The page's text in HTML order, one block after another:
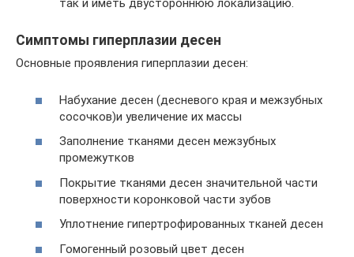
так и иметь двустороннюю локализацию.
Симптомы гиперплазии десен
Основные проявления гиперплазии десен:
Набухание десен (десневого края и межзубных
сосочков)и увеличение их массы
Заполнение тканями десен межзубных
промежутков
Покрытие тканями десен значительной части
поверхности коронковой части зубов
Уплотнение гипертрофированных тканей десен
Гомогенный розовый цвет десен